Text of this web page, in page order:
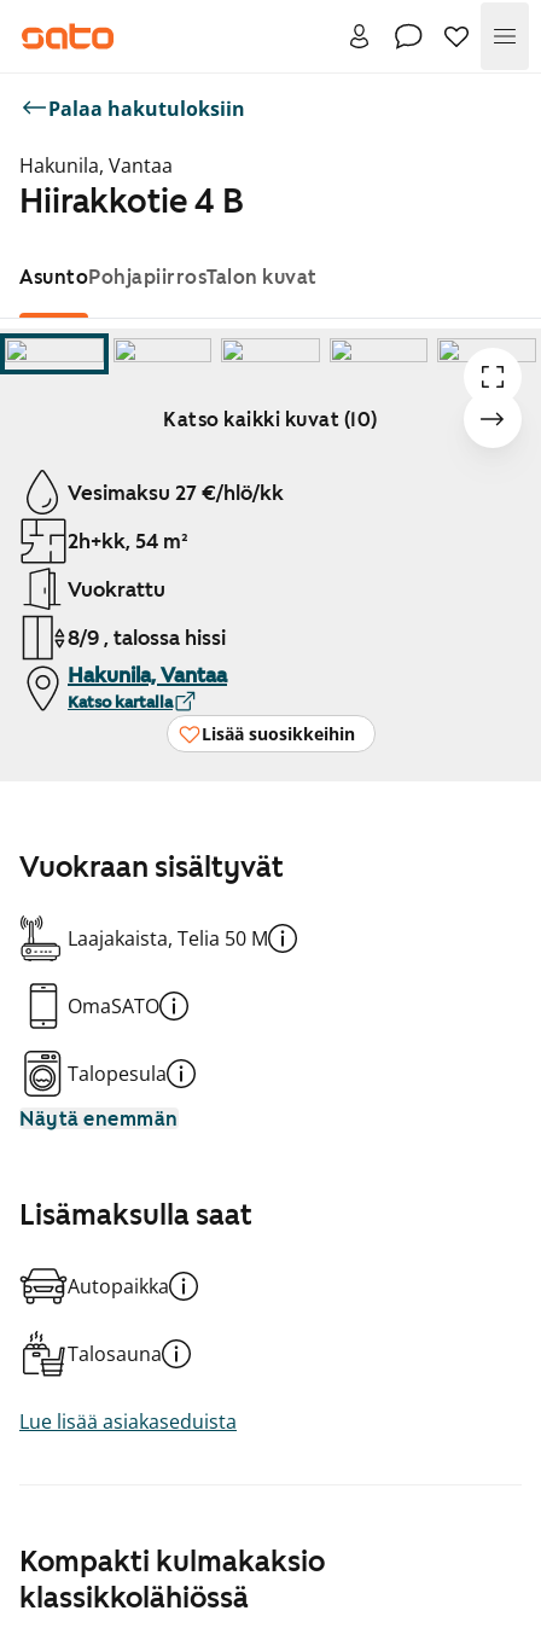
Palaa hakutuloksiin
Hakunila, Vantaa
Hiirakkotie 4 B
AsuntoPohjapiirrosTalon kuvat
Katso kaikki kuvat (10)
Näytetään dia 1 / 10
Vesimaksu 27 €/hlö/kk
2h+kk, 54 m²
Vuokrattu
8/9 , talossa hissi
Hakunila, Vantaa
Katso kartalla
Lisää suosikkeihin
Kompakti kulmakaksio
klassikkolähiössä
Vuokraan sisältyvät
Laajakaista, Telia 50 M
OmaSATO
Talopesula
Näytä enemmän
Lisämaksulla saat
Autopaikka
Talosauna
Lue lisää asiakaseduista